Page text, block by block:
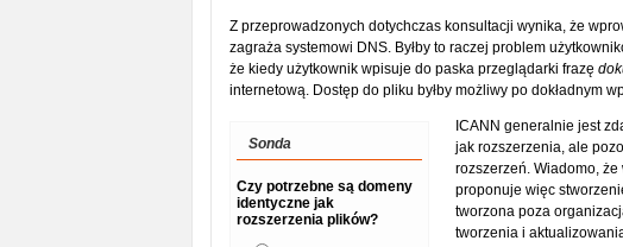
Z przeprowadzonych dotychczas konsultacji wynika, że
zagraża systemowi DNS. Byłby to raczej problem
że kiedy użytkownik wpisuje do paska przeglądarki frazę
internetową. Dostęp do pliku byłby możliwy po dokładnym
Sonda
Czy potrzebne są domeny
identyczne jak
rozszerzenia plików?
ICANN generalnie jest
jak rozszerzenia, ale
rozszerzeń. Wiadomo,
proponuje więc
tworzona poza
tworzenia i